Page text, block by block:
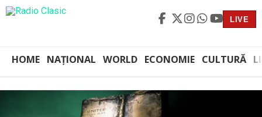
LIVE
HOME NAȚIONAL WORLD ECONOMIE CULTURĂ